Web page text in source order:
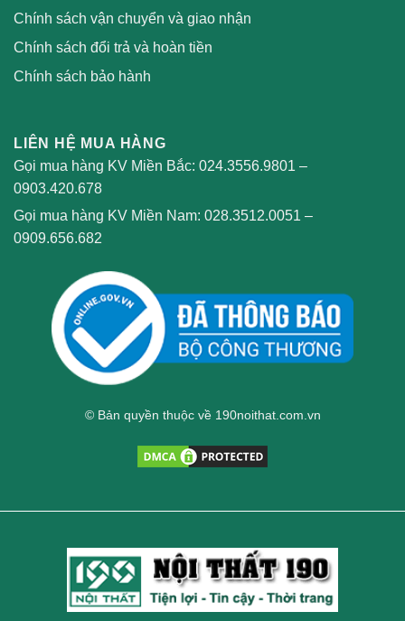
Chính sách vận chuyển và giao nhận
Chính sách đổi trả và hoàn tiền
Chính sách bảo hành
LIÊN HỆ MUA HÀNG
Gọi mua hàng KV Miền Bắc: 024.3556.9801 –
0903.420.678
Gọi mua hàng KV Miền Nam: 028.3512.0051 –
0909.656.682
© Bản quyền thuộc về 190noithat.com.vn